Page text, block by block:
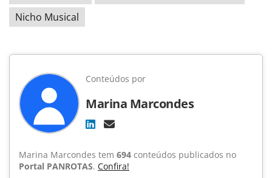
Nicho Musical
Conteúdos por
Marina Marcondes
Marina Marcondes tem 694 conteúdos publicados no
Portal PANROTAS. Confira!